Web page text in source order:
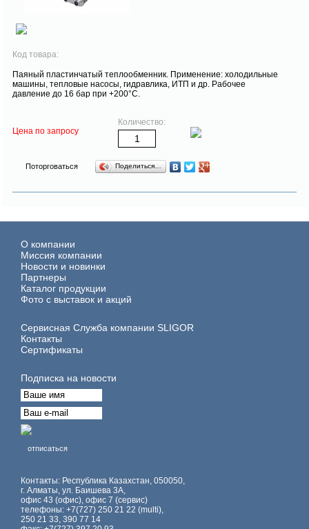
Код товара:
Паяный пластинчатый теплообменник. Применение: холодильные
машины, тепловые насосы, гидравлика, ИТП и др. Рабочее
давление до 16 бар при +200°С.
Цена по запросу
Количество:
Поторговаться Поделиться…
О компании
Миссия компании
Новости и новинки
Партнеры
Каталог продукции
Фото с выставок и акций
Сервисная Служба компании SLIGOR
Контакты
Сертификаты
Подписка на новости
отписаться
Контакты: Республика Казахстан, 050050,
г. Алматы, ул. Баишева 3А,
офис 43 (офис), офис 7 (сервис)
телефоны: +7(727) 250 21 22 (multi),
250 21 33, 390 77 14